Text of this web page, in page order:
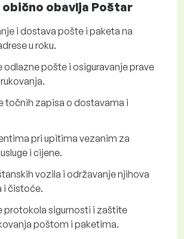
obično obavlja Poštar
i dostava pošte i paketa na
u roku.
odlazne pošte i osiguravanje prave
točnih zapisa o dostavama i
pri upitima vezanim za
i cijene.
vozila i održavanje njihova
i čistoće.
protokola sigurnosti i zaštite
poštom i paketima.